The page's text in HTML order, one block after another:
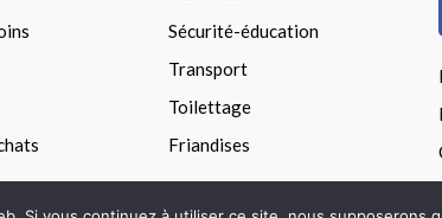
Sécurité-éducation
Transport
Toilettage
Friandises